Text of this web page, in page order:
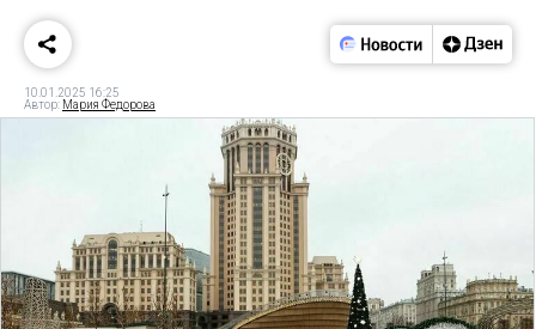
10.01.2025 16:25
Автор: Мария Федорова